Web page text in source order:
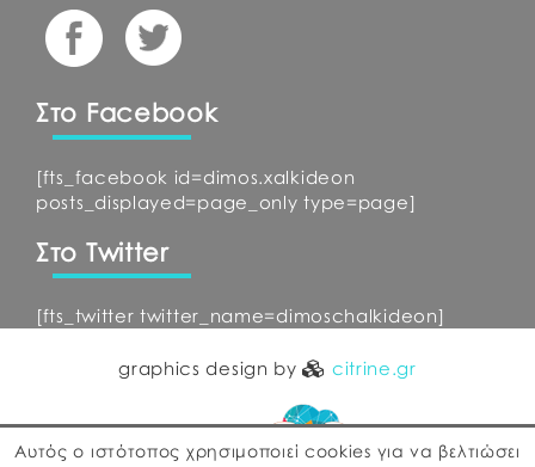
Στο Facebook
[fts_facebook id=dimos.xalkideon
posts_displayed=page_only type=page]
Στο Twitter
[fts_twitter twitter_name=dimoschalkideon]
graphics design by citrine.gr
Αυτός ο ιστότοπος χρησιμοποιεί cookies για να βελτιώσει